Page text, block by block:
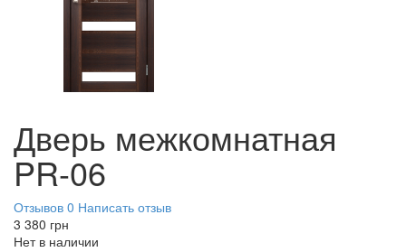
Дверь межкомнатная
PR-06
Отзывов 0 Написать отзыв
3 380 грн
Нет в наличии